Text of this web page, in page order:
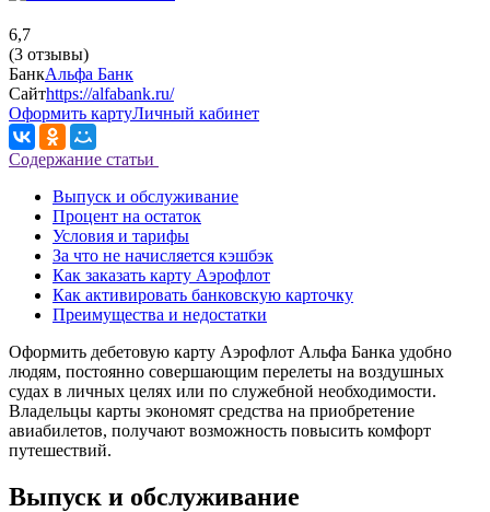
6,7
(3 отзывы)
БанкАльфа Банк
Сайтhttps://alfabank.ru/
Оформить картуЛичный кабинет
Содержание статьи
Выпуск и обслуживание
Процент на остаток
Условия и тарифы
За что не начисляется кэшбэк
Как заказать карту Аэрофлот
Как активировать банковскую карточку
Преимущества и недостатки
Оформить дебетовую карту Аэрофлот Альфа Банка удобно
людям, постоянно совершающим перелеты на воздушных
судах в личных целях или по служебной необходимости.
Владельцы карты экономят средства на приобретение
авиабилетов, получают возможность повысить комфорт
путешествий.
Выпуск и обслуживание